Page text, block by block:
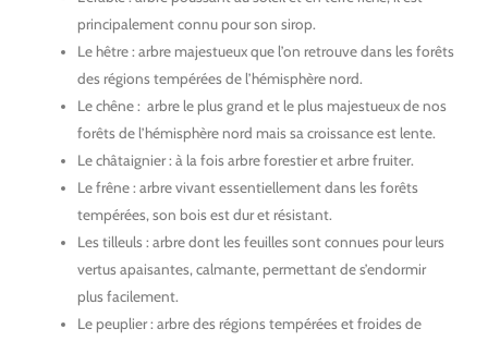
principalement connu pour son sirop.
Le hêtre : arbre majestueux que l’on retrouve dans les forêts
des régions tempérées de l’hémisphère nord.
Le chêne : arbre le plus grand et le plus majestueux de nos
forêts de l’hémisphère nord mais sa croissance est lente.
Le châtaignier : à la fois arbre forestier et arbre fruiter.
Le frêne : arbre vivant essentiellement dans les forêts
tempérées, son bois est dur et résistant.
Les tilleuls : arbre dont les feuilles sont connues pour leurs
vertus apaisantes, calmante, permettant de s’endormir
plus facilement.
Le peuplier : arbre des régions tempérées et froides de